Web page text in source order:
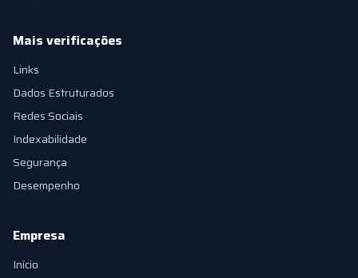
Mais verificações
Links
Dados Estruturados
Redes Sociais
Indexabilidade
Segurança
Desempenho
Empresa
Início